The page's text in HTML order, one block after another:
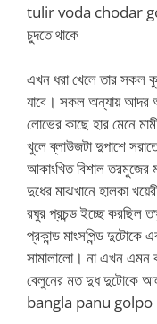
tulir voda chodar
চুদতে থাকে
এখন ধরা খেলে তার সকল
যাবে। সকল অন্যায় আদর
লোভের কাছে হার মেনে
খুলে ব্লাউজটা দুপাশে
আকাংখিত বিশাল
দুধের মাঝখানে হালকা
রঘুর প্রচন্ড ইচ্ছে করছিল
প্রকান্ড মাংসপিন্ড
সামালালো। না এখন এমন
বেলুনের মত দুধ দুটোকে
bangla panu golpo